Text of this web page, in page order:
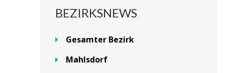
BEZIRKSNEWS
Gesamter Bezirk
Mahlsdorf